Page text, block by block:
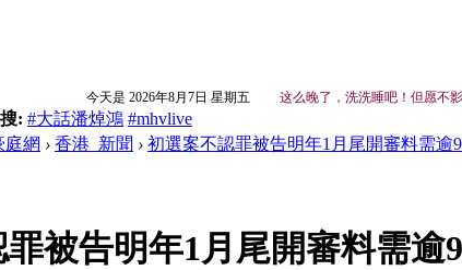
今天是 2026年8月7日 星期五 这么晚了，洗洗睡吧！但愿不影
: #大話潘焯鴻 #mhvlive
庭網 › 香港_新聞 › 初選案不認罪被告明年1月尾開審料需
罪被告明年1月尾開審料需